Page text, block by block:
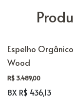
Espelho
Wood
R$ 3.489,00
8X R$ 436,13